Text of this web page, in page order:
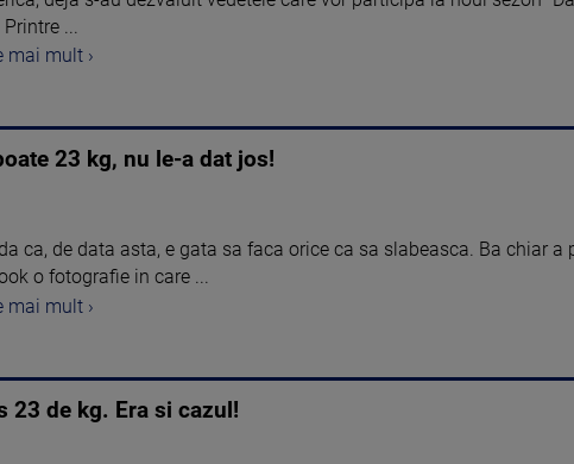
...
mai mult ›
23 kg, nu le-a dat jos!
ca, de data asta, e gata sa faca orice ca sa slabeasca. Ba chiar a
o fotografie in care ...
mai mult ›
23 de kg. Era si cazul!